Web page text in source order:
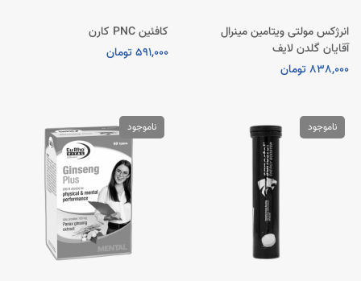
انرژکس مولتی ویتامین مینرال
آقایان گلدن لایف
838,000 تومان
کافئین PNC کارن
591,000 تومان
ناموجود ناموجود